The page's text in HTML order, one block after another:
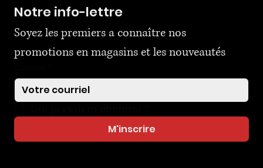
Notre info-lettre
Soyez les premiers a connaître nos
promotions en magasins et les nouveautés
M'inscrire